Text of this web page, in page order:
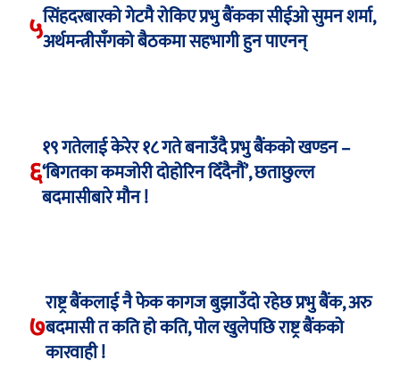
५सिंहदरबारको गेटमै रोकिए प्रभु बैंकका सीईओ सुमन शर्मा,
अर्थमन्त्रीसँगको बैठकमा सहभागी हुन पाएनन्
६
१९ गतेलाई केरेर १८ गते बनाउँदै प्रभु बैंकको खण्डन –
‘बिगतका कमजोरी दोहोरिन दिँदैनौं’, छताछुल्ल
बदमासीबारे मौन !
७
राष्ट्र बैंकलाई नै फेक कागज बुझाउँदो रहेछ प्रभु बैंक, अरु
बदमासी त कति हो कति, पोल खुलेपछि राष्ट्र बैंकको
कारवाही !